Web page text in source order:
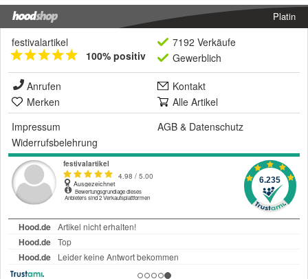
Platin
festivalartikel
100% positiv
7192 Verkäufe
Gewerblich
Anrufen
Kontakt
Merken
Alle Artikel
Impressum
AGB & Datenschutz
Widerrufsbelehrung